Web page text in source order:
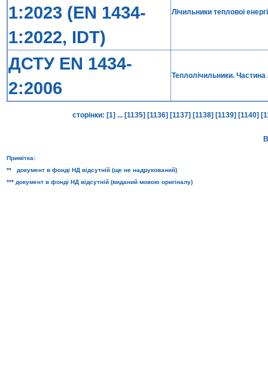
1:2023 (EN 1434-
1:2022, IDT)
Лічильники теплової
ДСТУ EN 1434-
2:2006
Теплолічильники. Частина
сторінки: [1] ...[1135] [1136] [1137] [1138] [1139] [1140]
Примітка:
** документ в фонді НД відсутній (ще не надрукований)
*** документ в фонді НД відсутній (виданий мовою оригіналу)